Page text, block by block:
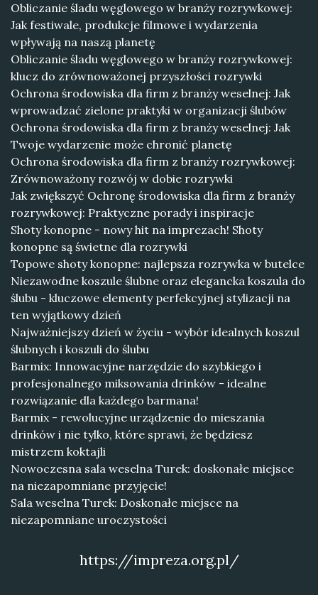
Obliczanie śladu węglowego w branży rozrywkowej:
Jak festiwale, produkcje filmowe i wydarzenia
wpływają na naszą planetę
Obliczanie śladu węglowego w branży rozrywkowej:
klucz do zrównoważonej przyszłości rozrywki
Ochrona środowiska dla firm z branży weselnej: Jak
wprowadzać zielone praktyki w organizacji ślubów
Ochrona środowiska dla firm z branży weselnej: Jak
Twoje wydarzenie może chronić planetę
Ochrona środowiska dla firm z branży rozrywkowej:
Zrównoważony rozwój w dobie rozrywki
Jak zwiększyć Ochronę środowiska dla firm z branży
rozrywkowej: Praktyczne porady i inspiracje
Shoty konopne - nowy hit na imprezach! Shoty
konopne są świetne dla rozrywki
Topowe shoty konopne: najlepsza rozrywka w butelce
Niezawodne koszule ślubne oraz elegancka koszula do
ślubu - kluczowe elementy perfekcyjnej stylizacji na
ten wyjątkowy dzień
Najważniejszy dzień w życiu - wybór idealnych koszul
ślubnych i koszuli do ślubu
Barmix: Innowacyjne narzędzie do szybkiego i
profesjonalnego miksowania drinków - idealne
rozwiązanie dla każdego barmana!
Barmix - rewolucyjne urządzenie do mieszania
drinków i nie tylko, które sprawi, że będziesz
mistrzem koktajli
Nowoczesna sala weselna Turek: doskonałe miejsce
na niezapomniane przyjęcie!
Sala weselna Turek: Doskonałe miejsce na
niezapomniane uroczystości
https://impreza.org.pl/